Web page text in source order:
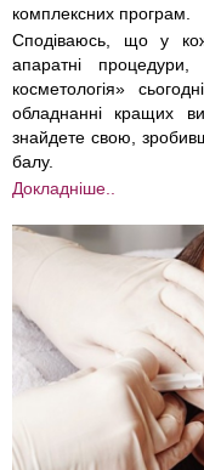
комплексних програм.
Сподіваюсь, що у
апаратні
косметологія»
обладнанні кращих
знайдете свою,
балу.
Докладніше..